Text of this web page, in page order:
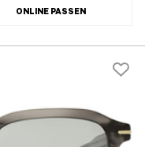
ONLINE PASSEN